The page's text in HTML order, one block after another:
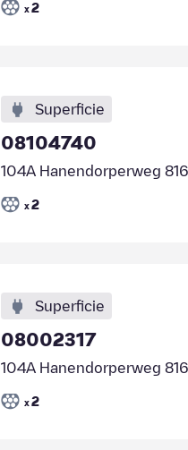
x 2
Superficie
08104740
104A Hanendorperweg
x 2
Superficie
08002317
104A Hanendorperweg
x 2